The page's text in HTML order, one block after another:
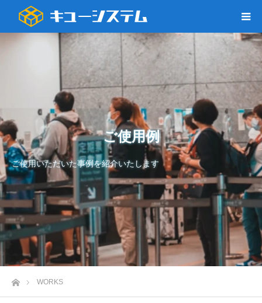
ご使用例
ご使用いただいた事例を紹介いたします
ホームWORKS